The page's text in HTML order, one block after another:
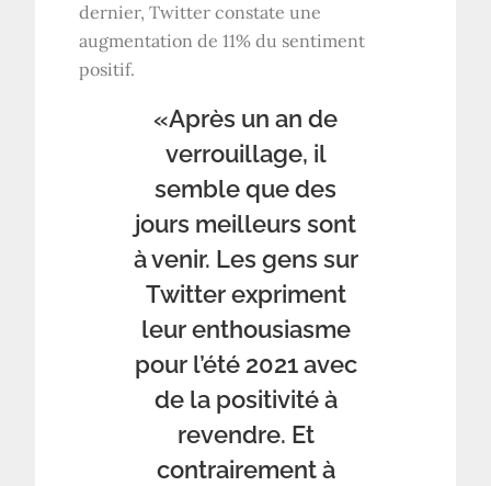
dernier, Twitter constate une
augmentation de 11% du sentiment
positif.
«Après un an de
verrouillage, il
semble que des
jours meilleurs sont
à venir. Les gens sur
Twitter expriment
leur enthousiasme
pour l’été 2021 avec
de la positivité à
revendre. Et
contrairement à